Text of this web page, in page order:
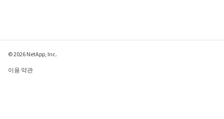
© 2026 NetApp, Inc.
이용 약관